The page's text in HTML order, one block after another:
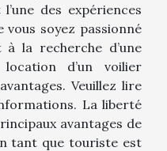
des expériences
vous soyez passionné
la recherche d’une
d’un voilier
Veuillez lire
La liberté
avantages de
tant que touriste est